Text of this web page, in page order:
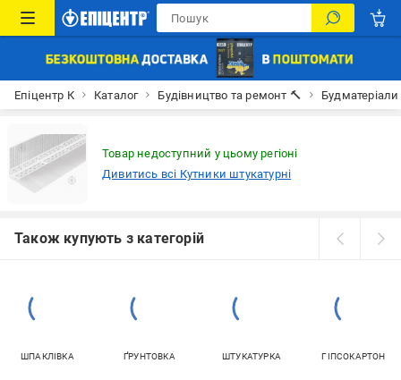
Епіцентр К Каталог Будівництво та ремонт 🔨 Будматеріали
Товар недоступний у цьому регіоні
Дивитись всі Кутники штукатурні
Також купують з категорій
ШПАКЛІВКА ҐРУНТОВКА ШТУКАТУРКА ГІПСОКАРТОН